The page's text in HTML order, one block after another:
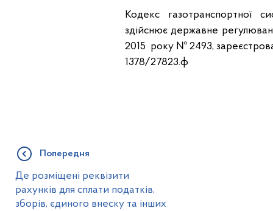
Кодекс газотранспортної
здійснює державне
2015 року № 2493,
1378/27823.ф
Попередня
Де розміщені реквізити
рахунків для сплати податків,
зборів, єдиного внеску та інших